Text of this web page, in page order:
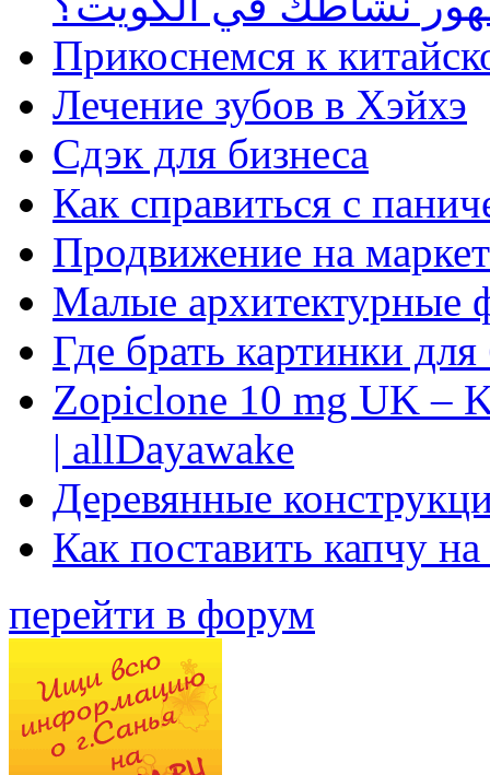
Прикоснемся к
Лечение зубов в Хэйхэ
Сдэк для бизнеса
Как справиться с
Продвижение на
Малые архитектурные
Где брать картинки
Zopiclone 10 mg UK –
| allDayawake
Деревянные
Как поставить капчу
перейти в форум